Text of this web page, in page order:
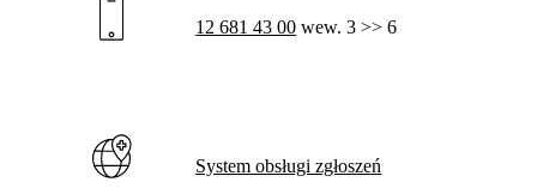
12 681 43 00 wew. 3 >> 6
System obsługi zgłoszeń